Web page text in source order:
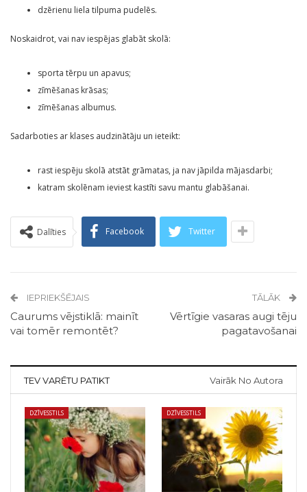
dzērienu liela tilpuma pudelēs.
Noskaidrot, vai nav iespējas glabāt skolā:
sporta tērpu un apavus;
zīmēšanas krāsas;
zīmēšanas albumus.
Sadarboties ar klases audzinātāju un ieteikt:
rast iespēju skolā atstāt grāmatas, ja nav jāpilda mājasdarbi;
katram skolēnam ieviest kastīti savu mantu glabāšanai.
Dalīties Facebook Twitter
IEPRIEKŠĒJAIS
Caurums vējstiklā: mainīt
vai tomēr remontēt?
TĀLĀK
Vērtīgie vasaras augi tēju
pagatavošanai
TEV VARĒTU PATIKT Vairāk No Autora
DZĪVESSTILS DZĪVESSTILS